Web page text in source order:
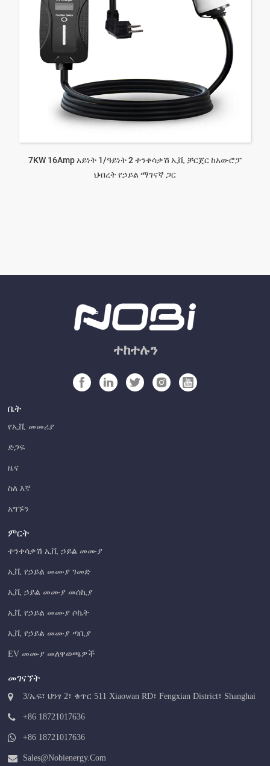
7KW 16Amp አይነት 1/ዓይነት 2 ተንቀሳቃሽ ኢቪ ቻርጀር ከአውሮፓ
ህብረት የኃይል ማገናኛ ጋር
ተከተሉን
ቤት
የኢቪ መመሪያ
ድጋፍ
ዜና
ስለ እኛ
አግኙን
ምርት
ተንቀሳቃሽ ኢቪ ኃይል መሙያ
ኢቪ የኃይል መሙያ ገመድ
ኢቪ ኃይል መሙያ መሰኪያ
ኢቪ የኃይል መሙያ ሶኬት
ኢቪ የኃይል መሙያ ጣቢያ
EV መሙያ መለዋወጫዎች
መገናኘት
3/ኤፍ፣ ህንፃ 2፣ ቁጥር 511 Xiaowan RD፣ Fengxian District፣ Shanghai
+86 18721017636
+86 18721017636
Sales@nobienergy.com